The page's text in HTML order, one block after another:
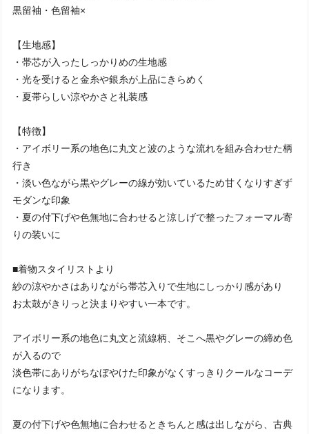
黒留袖・色留袖×
【生地感】
・帯芯が入ったしっかりめの生地感
・光を受けると金糸や銀糸が上品にきらめく
・夏帯らしい涼やかさと礼装感
【特徴】
・アイボリー系の地色に丸文と波のような流れを組み合わせた柄
行き
・淡い色ながら黒やグレーの線が効いているため甘くなりすぎず
モダンな印象
・夏の付下げや色無地に合わせると涼しげで整ったフォーマル寄
りの装いに
■着物スタイリストより
紗の涼やかさはありながら帯芯入りで生地にしっかり感があり
お太鼓がきりっと決まりやすい一本です。
アイボリー系の地色に丸文と流線柄、そこへ黒やグレーの締め色
が入るので
淡色帯にありがちなぼやけた印象がなくすっきりクールなコーデ
になります。
夏の付下げや色無地に合わせるときちんと感は出しながら、古典